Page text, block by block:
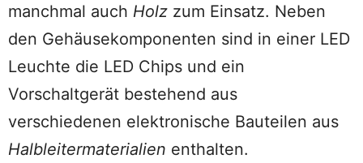
manchmal auch Holz zum Einsatz. Neben
den Gehäusekomponenten sind in einer LED
Leuchte die LED Chips und ein
Vorschaltgerät bestehend aus
verschiedenen elektronische Bauteilen aus
Halbleitermaterialien enthalten.